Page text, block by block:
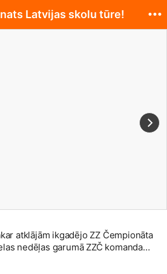
atklājām ikgadējo ZZ Čempionāta
nedēļas garumā ZZČ komanda
un talismanu Lāci iepriecinās
Latvijas skolu tūre!